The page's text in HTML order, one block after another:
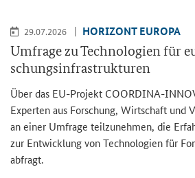
29.07.2026 HO­RI­ZONT EU­RO­PA
Um­fra­ge zu Tech­no­lo­gien für
schungs­in­fra­struk­tu­ren
Über das EU-​Projekt COORDINA-​
Ex­per­ten aus For­schung, Wirt­schaft und
an einer Um­fra­ge teil­zu­neh­men, die
zur Ent­wick­lung von Tech­no­lo­gien für
ab­fragt.